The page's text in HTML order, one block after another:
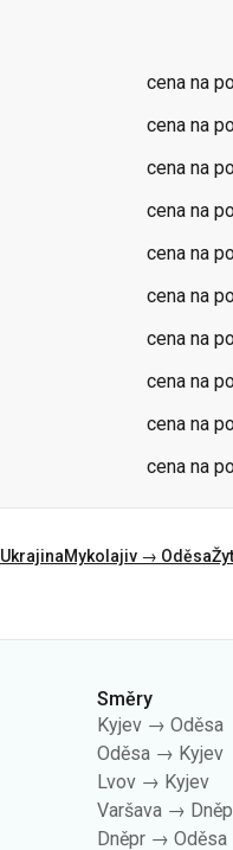
cena na
cena na
cena na
cena na
cena na
cena na
cena na
cena na
cena na
cena na
UkrajinaMykolajiv → Oděsa
Směry
Kyjev → Oděsa
Oděsa → Kyjev
Lvov → Kyjev
Varšava →
Dněpr → Oděsa